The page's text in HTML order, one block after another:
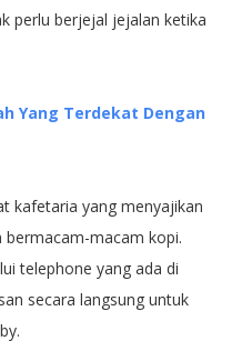
perlu berjejal jejalan ketika
Yang Terdekat Dengan
kafetaria yang menyajikan
bermacam-macam kopi.
telephone yang ada di
secara langsung untuk